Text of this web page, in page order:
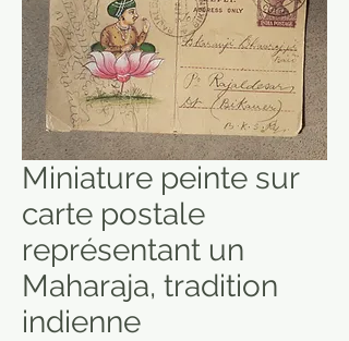
Miniature peinte sur
carte postale
représentant un
Maharaja, tradition
indienne